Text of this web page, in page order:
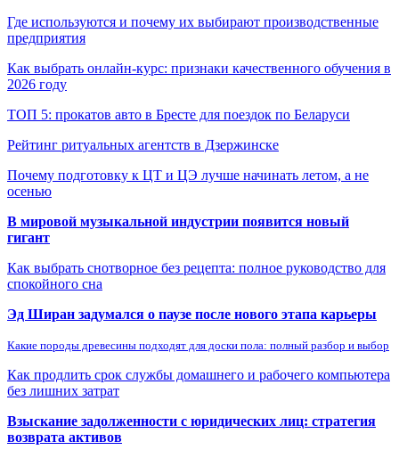
Где используются и почему их выбирают производственные
предприятия
Как выбрать онлайн-курс: признаки качественного обучения в
2026 году
ТОП 5: прокатов авто в Бресте для поездок по Беларуси
Рейтинг ритуальных агентств в Дзержинске
Почему подготовку к ЦТ и ЦЭ лучше начинать летом, а не
осенью
В мировой музыкальной индустрии появится новый
гигант
Как выбрать снотворное без рецепта: полное руководство для
спокойного сна
Эд Ширан задумался о паузе после нового этапа карьеры
Какие породы древесины подходят для доски пола: полный разбор и выбор
Как продлить срок службы домашнего и рабочего компьютера
без лишних затрат
Взыскание задолженности с юридических лиц: стратегия
возврата активов